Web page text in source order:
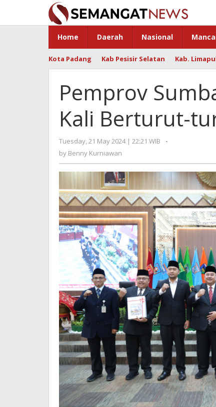
content
Home Daerah Nasional
Kota Padang Kab Pesisir Selatan Kab.
Pemprov
Kali Berturut-
Tuesday, 21 May 2024 | 22:21 WIB
by
-
by Benny Kurniawan